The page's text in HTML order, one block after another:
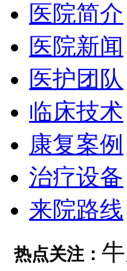
医院简介
医院新闻
医护团队
临床技术
康复案例
治疗设备
来院路线
热点关注：